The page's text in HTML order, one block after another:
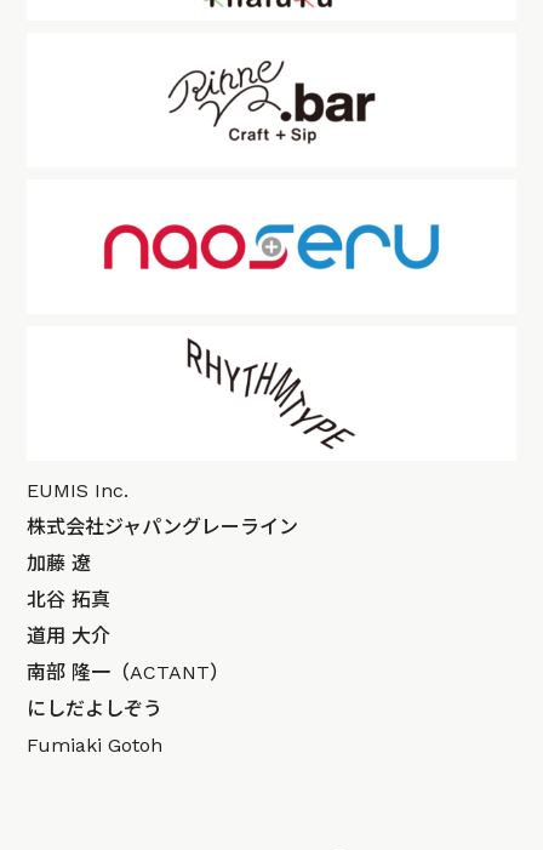
EUMIS Inc.
株式会社ジャパングレーライン
加藤 遼
北谷 拓真
道用 大介
南部 隆一（ACTANT）
にしだよしぞう
Fumiaki Gotoh